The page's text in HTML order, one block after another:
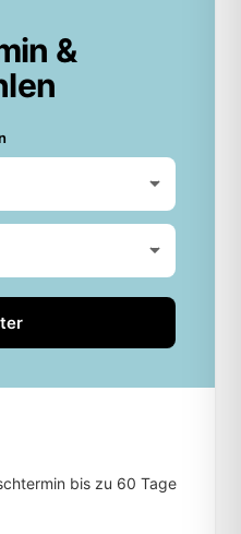
&
bis zu 60 Tage